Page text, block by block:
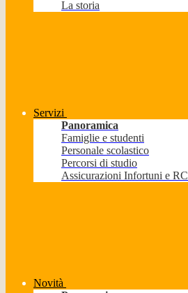
La storia
Servizi
Panoramica
Famiglie e studenti
Personale scolastico
Percorsi di studio
Assicurazioni Infortuni e
Novità